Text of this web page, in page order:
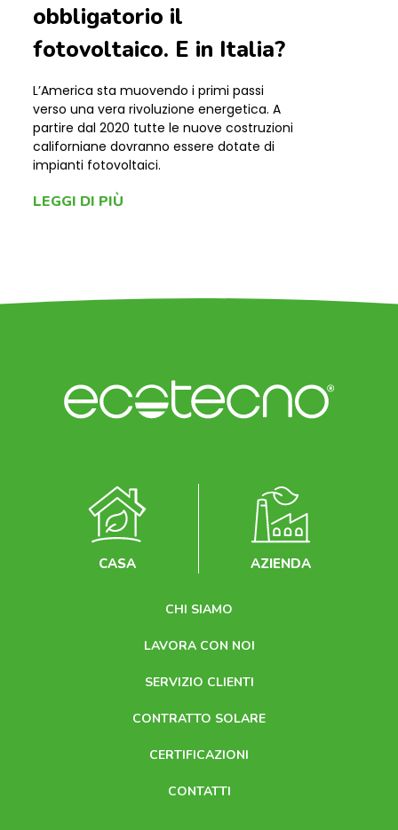
obbligatorio il
fotovoltaico. E in Italia?
L’America sta muovendo i primi passi
verso una vera rivoluzione energetica. A
partire dal 2020 tutte le nuove costruzioni
californiane dovranno essere dotate di
impianti fotovoltaici.
LEGGI DI PIÙ
CHI SIAMO
LAVORA CON NOI
SERVIZIO CLIENTI
CONTRATTO SOLARE
CERTIFICAZIONI
CONTATTI
CASA AZIENDA